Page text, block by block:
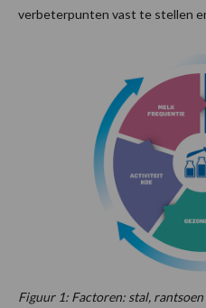
verbeterpunten vast te stellen
Figuur 1: Factoren: stal,